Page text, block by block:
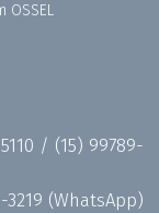
OSSEL
/ (15) 99789-
3219 (WhatsApp)